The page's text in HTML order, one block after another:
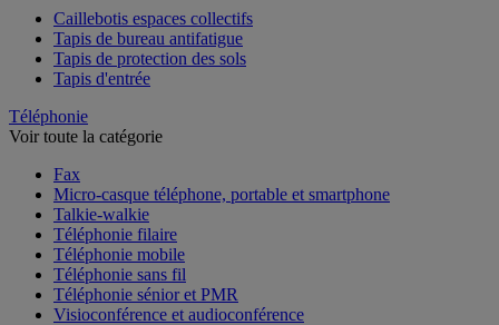
Caillebotis espaces collectifs
Tapis de bureau antifatigue
Tapis de protection des sols
Tapis d'entrée
Téléphonie
Voir toute la catégorie
Fax
Micro-casque téléphone, portable et smartphone
Talkie-walkie
Téléphonie filaire
Téléphonie mobile
Téléphonie sans fil
Téléphonie sénior et PMR
Visioconférence et audioconférence